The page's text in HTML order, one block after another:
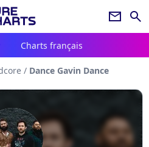
newsletter search
Charts français
/ Dance Gavin Dance